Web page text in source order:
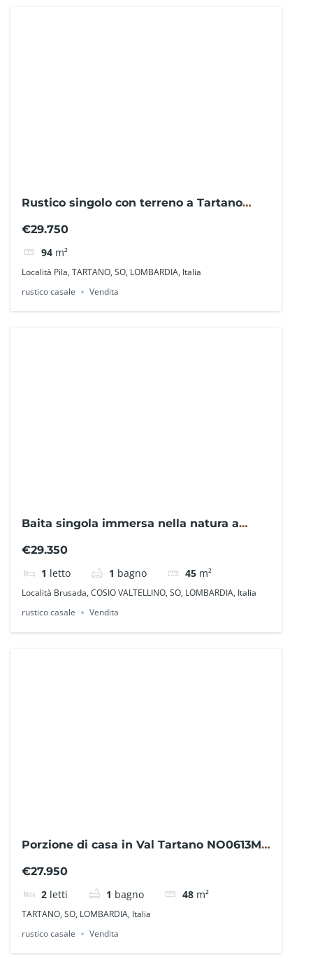
Rustico singolo con terreno a Tartano
€29.750
94 m²
Località Pila, TARTANO, SO, LOMBARDIA, Italia
rustico casale
Vendita
Baita singola immersa nella natura a
€29.350
1 letto 1 bagno 45 m²
Località Brusada, COSIO VALTELLINO, SO, LOMBARDIA, Italia
rustico casale
Vendita
Porzione di casa in Val Tartano NO0613MB
€27.950
2 letti 1 bagno 48 m²
TARTANO, SO, LOMBARDIA, Italia
rustico casale
Vendita